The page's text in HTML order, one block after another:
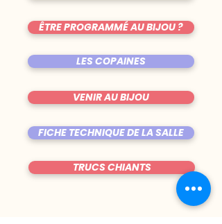
ÊTRE PROGRAMMÉ AU BIJOU ?
LES COPAINES
VENIR AU BIJOU
FICHE TECHNIQUE DE LA SALLE
TRUCS CHIANTS